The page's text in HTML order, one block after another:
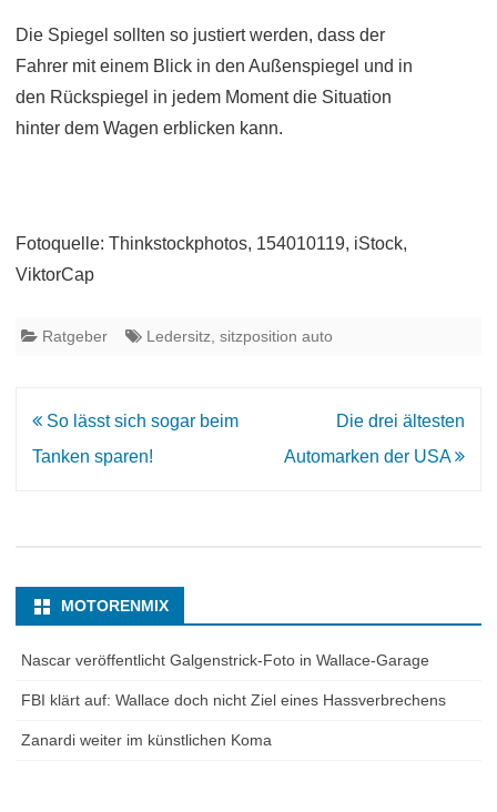
Die Spiegel sollten so justiert werden, dass der
Fahrer mit einem Blick in den Außenspiegel und in
den Rückspiegel in jedem Moment die Situation
hinter dem Wagen erblicken kann.
Fotoquelle: Thinkstockphotos, 154010119, iStock,
ViktorCap
Ratgeber Ledersitz sitzposition auto
Beitrags-
Navigation
So lässt sich sogar beim
Tanken sparen!
Die drei ältesten
Automarken der USA
MOTORENMIX
Nascar veröffentlicht Galgenstrick-Foto in Wallace-Garage
FBI klärt auf: Wallace doch nicht Ziel eines Hassverbrechens
Zanardi weiter im künstlichen Koma